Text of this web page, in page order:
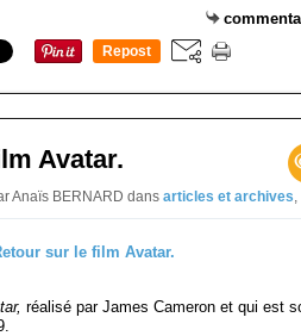
Repost
Avatar.
Anaïs BERNARD dans articles et archives
réalisé par James Cameron et qui est